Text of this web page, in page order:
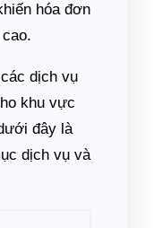
hóa đơn
dịch vụ
khu vực
đây là
dịch vụ và